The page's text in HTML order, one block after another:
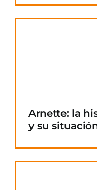
Arnette: la
y su